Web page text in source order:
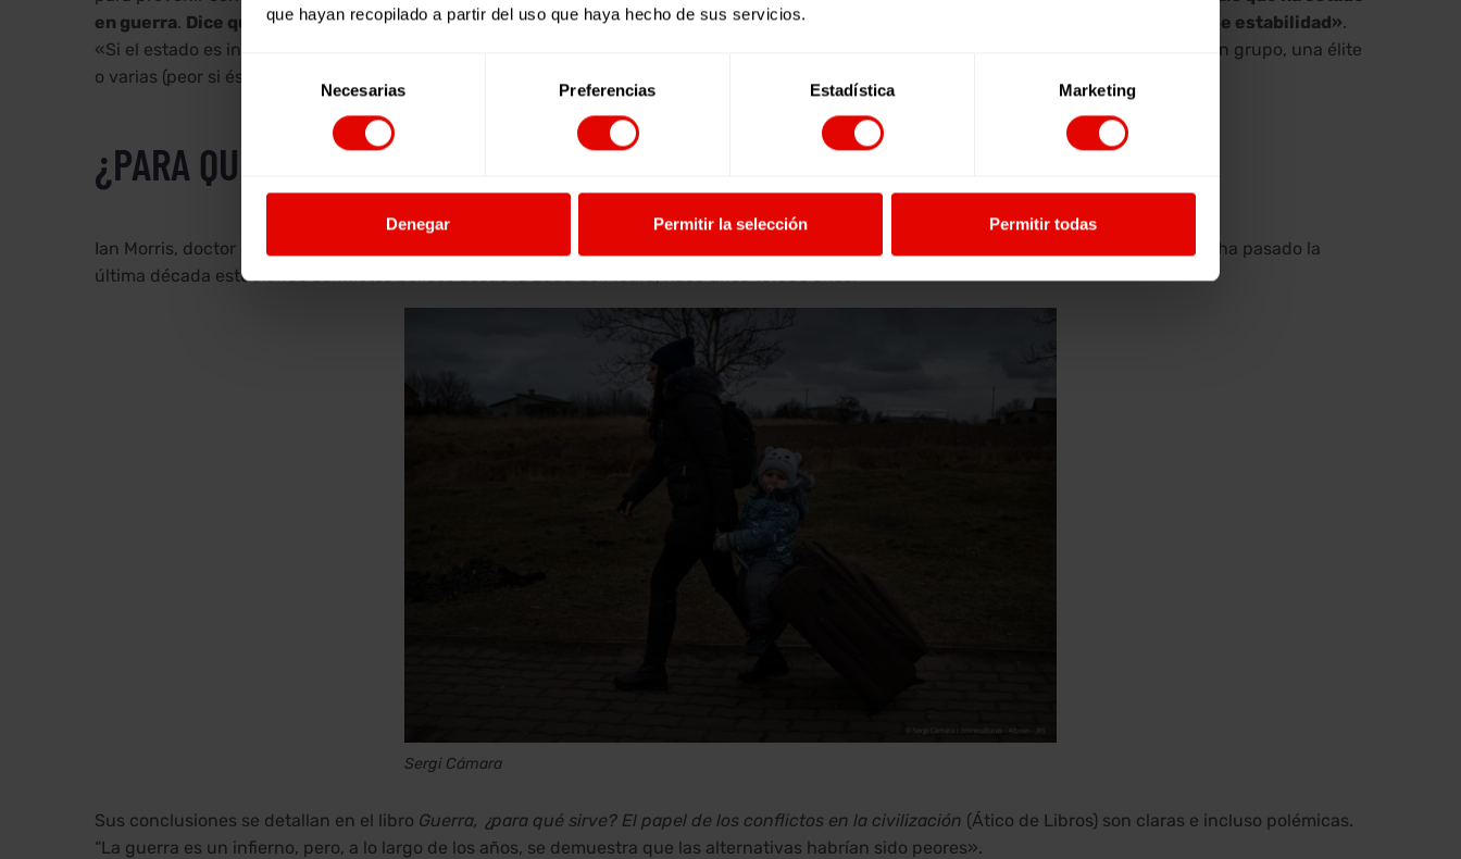
que hayan recopilado a partir del uso que haya hecho de sus servicios.
consentimiento
Necesarias Preferencias Estadística Marketing
Denegar Permitir la selección Permitir todas
en guerra. Dice que, si Afganistán o Somalia lograran la paz permanente algún día, «tardarían más de 150 años en lograr una aceptable estabilidad».
«Si el estado es inclusivo de los diferentes grupos e intereses hay menos posibilidad de que haya conflictos, pero si opera en función de un grupo, una élite
o varias (peor si éstas representan alguna identidad), entonces habrá más probabilidades de una guerra».
¿PARA QUÉ SIRVEN LAS GUERRAS?
Ian Morris, doctor en Historia por la Universidad de Cambridge y profesor en Stanford, es especialista en Cultura Clásica y Arqueología, se ha pasado la
última década estudiando conflictos bélicos desde la Edad de Piedra, hace unos 10.000 años.
Sergi Cámara
Sus conclusiones se detallan en el libro Guerra, ¿para qué sirve? El papel de los conflictos en la civilización (Ático de Libros) son claras e incluso polémicas.
“La guerra es un infierno, pero, a lo largo de los años, se demuestra que las alternativas habrían sido peores».